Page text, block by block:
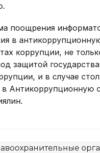
поощрения
в
коррупции, не
защитой
и в случае
Антикоррупционную